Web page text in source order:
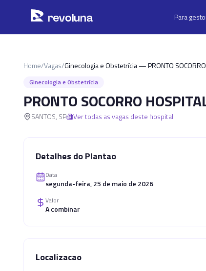
revoluna Para
Home/Vagas/Ginecologia e Obstetrícia — PRONTO SOCORRO
Ginecologia e Obstetrícia
PRONTO SOCORRO
SANTOS, SP Ver todas as vagas deste hospital
Detalhes do Plantao
Data
segunda-feira, 25 de maio de 2026
Valor
A combinar
Localizacao